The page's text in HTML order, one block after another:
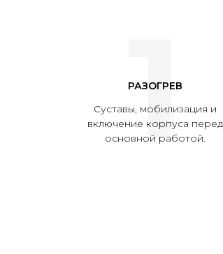
РАЗОГРЕВ
Суставы, мобилизация и
включение корпуса перед
основной работой.
1